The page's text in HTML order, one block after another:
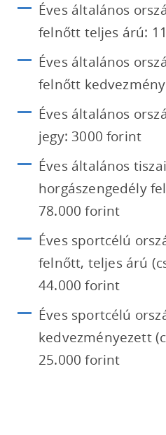
Éves általános
felnőtt teljes árú:
Éves általános
felnőtt
Éves általános
jegy: 3000 forint
Éves általános
horgászengedély
78.000 forint
Éves sportcélú
felnőtt, teljes árú
44.000 forint
Éves sportcélú
kedvezményezett
25.000 forint